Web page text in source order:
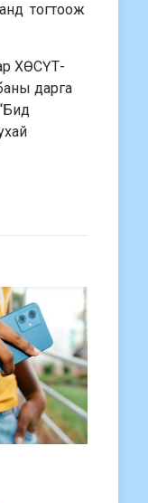
тогтоож
ХӨСҮТ-
дарга